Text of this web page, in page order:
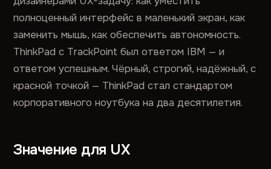
полноценный интерфейс в маленький экран, как
заменить мышь, как обеспечить автономность.
ThinkPad с TrackPoint был ответом IBM — и
ответом успешным. Чёрный, строгий, надёжный, с
красной точкой — ThinkPad стал стандартом
корпоративного ноутбука на два десятилетия.
Значение для UX